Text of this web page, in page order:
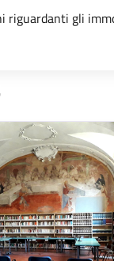
riguardanti gli